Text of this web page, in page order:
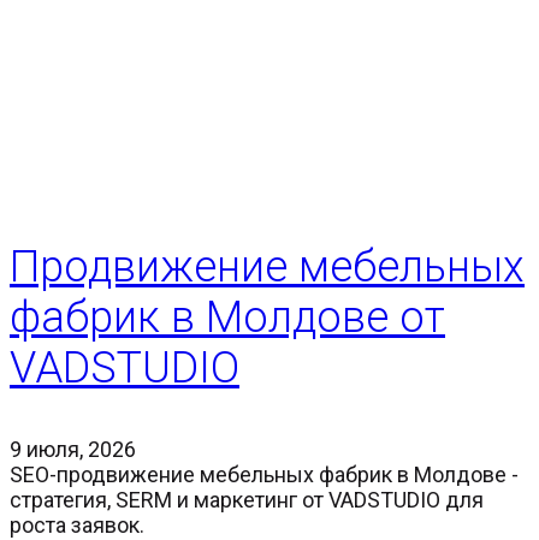
Продвижение мебельных
фабрик в Молдове от
VADSTUDIO
9 июля, 2026
SEO-продвижение мебельных фабрик в Молдове -
стратегия, SERM и маркетинг от VADSTUDIO для
роста заявок.